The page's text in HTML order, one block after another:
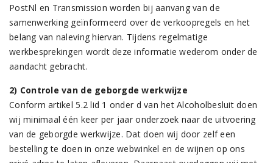
PostNl en Transmission worden bij aanvang van de
samenwerking geïnformeerd over de verkoopregels en het
belang van naleving hiervan. Tijdens regelmatige
werkbesprekingen wordt deze informatie wederom onder de
aandacht gebracht.
2) Controle van de geborgde werkwijze
Conform artikel 5.2 lid 1 onder d van het Alcoholbesluit doen
wij minimaal één keer per jaar onderzoek naar de uitvoering
van de geborgde werkwijze. Dat doen wij door zelf een
bestelling te doen in onze webwinkel en de wijnen op ons